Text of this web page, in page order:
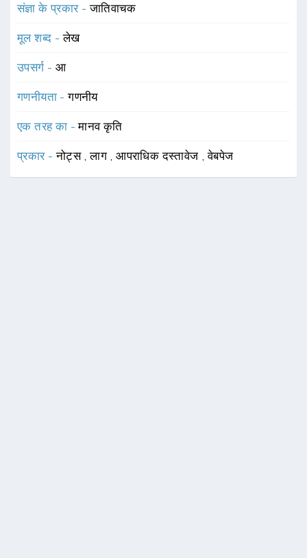
संज्ञा के प्रकार -जातिवाचक
मूल शब्द -लेख
उपसर्ग - आ
गणनीयता -गणनीय
एक तरह का -मानव कृति
प्रकार -नोट्स ,लाग ,आपराधिक दस्तावेज ,वेबपेज